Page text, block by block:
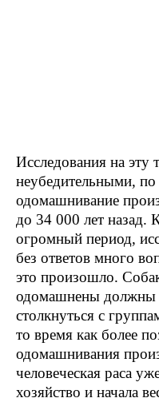
Исследования на эту
неубедительными,
одомашнивание
до 34 000 лет назад.
огромный период,
без ответов много
это произошло.
одомашнены должны
столкнуться с
то время как более
одомашнивания
человеческая раса
хозяйство и начала